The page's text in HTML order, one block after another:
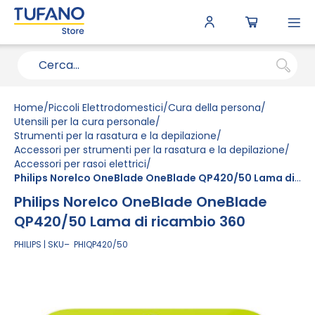
Home Piccoli Elettrodomestici Cura della persona
Utensili per la cura personale
Strumenti per la rasatura e la depilazione
Accessori per strumenti per la rasatura e la depilazione
Accessori per rasoi elettrici
Philips Norelco OneBlade OneBlade QP420/50 Lama di ricambio 360
Philips Norelco OneBlade OneBlade
QP420/50 Lama di ricambio 360
PHILIPS SKU PHIQP420/50